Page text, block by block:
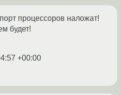
процессоров наложат!
будет!
+00:00